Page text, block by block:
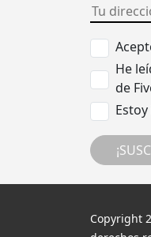
He
de
Copyright